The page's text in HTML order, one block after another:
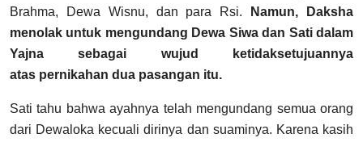
Brahma, Dewa Wisnu, dan para Rsi.
Namun, Daksha
menolak untuk mengundang Dewa Siwa dan Sati dalam
Yajna sebagai wujud ketidaksetujuannya
atas pernikahan dua pasangan itu.
Sati tahu bahwa ayahnya telah mengundang semua orang
dari Dewaloka kecuali dirinya dan suaminya. Karena kasih